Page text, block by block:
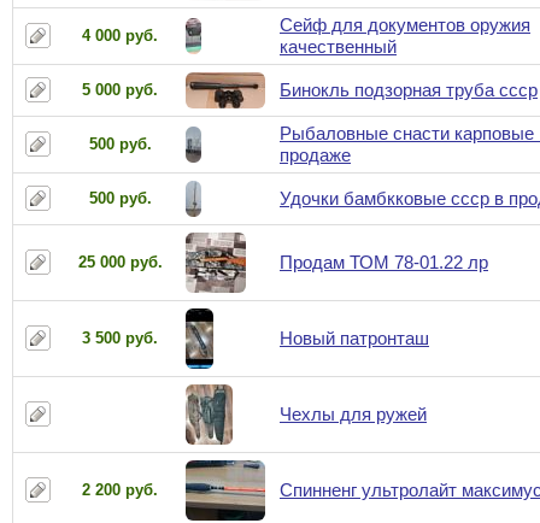
4 000 руб.
Сейф для документов оружия
качественный
5 000 руб. Бинокль подзорная труба ссср
500 руб.
Рыбаловные снасти карповые
продаже
500 руб. Удочки бамбкковые ссср в
25 000 руб. Продам ТОМ 78-01.22 лр
3 500 руб. Новый патронташ
Чехлы для ружей
2 200 руб. Спинненг ультролайт